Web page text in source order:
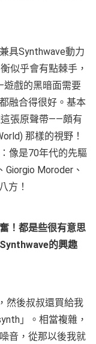
具Synthwave動力
似乎會有點棘手，
戲的黑暗面需要
融合得很好。基本
這張原聲帶——頗有
那樣的視野！
像是70年代的先驅
Giorgio Moroder、
方！
！都是些很有意思
Synthwave的興趣
然後叔叔還買給我
」。相當複雜，
音，從那以後我就